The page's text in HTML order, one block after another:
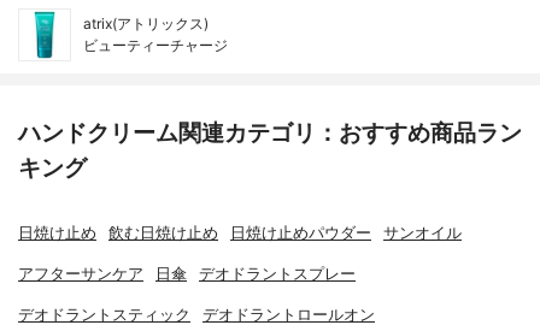
atrix(アトリックス)
ビューティーチャージ
ハンドクリーム関連カテゴリ：おすすめ商品ラン
キング
日焼け止め 飲む日焼け止め 日焼け止めパウダー サンオイル
アフターサンケア 日傘 デオドラントスプレー
デオドラントスティック デオドラントロールオン